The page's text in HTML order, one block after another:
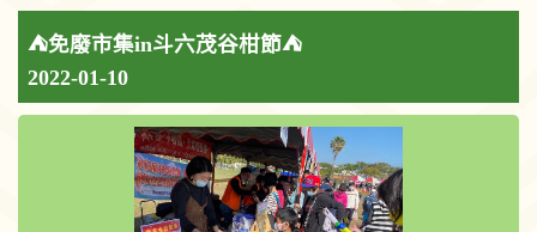
⛺️免廢市集in斗六茂谷柑節⛺️
2022-01-10